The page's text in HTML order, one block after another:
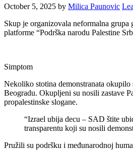
October 5, 2025 by Milica Paunovic
Skup je organizovala neformalna grupa
platforme “Podrška narodu Palestine
Simptom
Nekoliko stotina demonstranata okupilo
Beogradu. Okupljeni su nosili zastave
propalestinske slogane.
“Izrael ubija decu – SAD štite
transparentu koji su nosili
Pružili su podršku i međunarodnoj